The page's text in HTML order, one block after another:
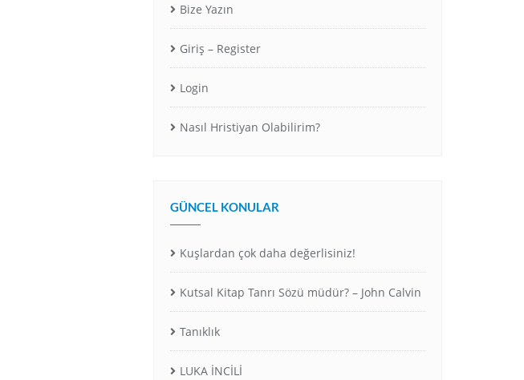
Bize Yazın
Giriş – Register
Login
Nasıl Hristiyan Olabilirim?
GÜNCEL KONULAR
Kuşlardan çok daha değerlisiniz!
Kutsal Kitap Tanrı Sözü müdür? – John Calvin
Tanıklık
LUKA İNCİLİ